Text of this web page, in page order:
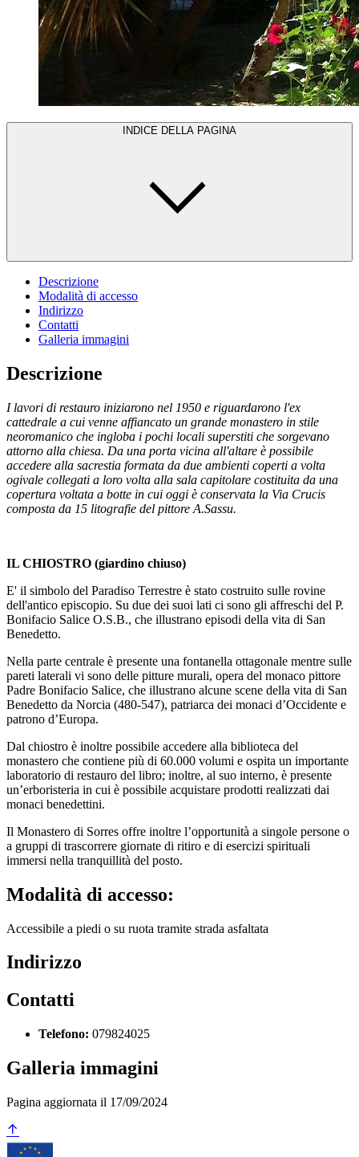
INDICE DELLA PAGINA
Descrizione
Modalità di accesso
Indirizzo
Contatti
Galleria immagini
Descrizione
I lavori di restauro iniziarono nel 1950 e riguardarono l'ex
cattedrale a cui venne affiancato un grande monastero in stile
neoromanico che ingloba i pochi locali superstiti che sorgevano
attorno alla chiesa. Da una porta vicina all'altare è possibile
accedere alla sacrestia formata da due ambienti coperti a volta
ogivale collegati a loro volta alla sala capitolare costituita da una
copertura voltata a botte in cui oggi è conservata la Via Crucis
composta da 15 litografie del pittore A.Sassu.
IL CHIOSTRO (giardino chiuso)
E' il simbolo del Paradiso Terrestre è stato costruito sulle rovine
dell'antico episcopio. Su due dei suoi lati ci sono gli affreschi del P.
Bonifacio Salice O.S.B., che illustrano episodi della vita di San
Benedetto.
Nella parte centrale è presente una fontanella ottagonale mentre sulle
pareti laterali vi sono delle pitture murali, opera del monaco pittore
Padre Bonifacio Salice, che illustrano alcune scene della vita di San
Benedetto da Norcia (480-547), patriarca dei monaci d’Occidente e
patrono d’Europa.
Dal chiostro è inoltre possibile accedere alla biblioteca del
monastero che contiene più di 60.000 volumi e ospita un importante
laboratorio di restauro del libro; inoltre, al suo interno, è presente
un’erboristeria in cui è possibile acquistare prodotti realizzati dai
monaci benedettini.
Il Monastero di Sorres offre inoltre l’opportunità a singole persone o
a gruppi di trascorrere giornate di ritiro e di esercizi spirituali
immersi nella tranquillità del posto.
Modalità di accesso:
Accessibile a piedi o su ruota tramite strada asfaltata
Indirizzo
Contatti
Telefono: 079824025
Galleria immagini
Pagina aggiornata il 17/09/2024